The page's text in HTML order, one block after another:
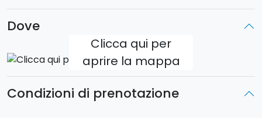
Dove
Clicca qui per
aprire la mappa
Condizioni di prenotazione